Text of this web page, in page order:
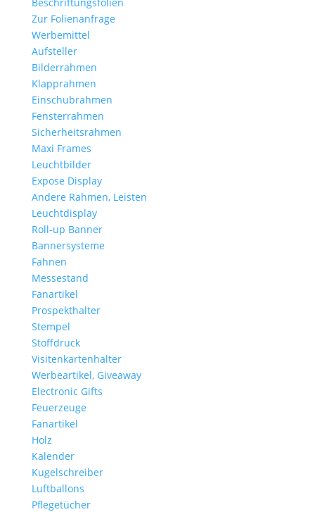
Zur Folienanfrage
Werbemittel
Aufsteller
Bilderrahmen
Klapprahmen
Einschubrahmen
Fensterrahmen
Sicherheitsrahmen
Maxi Frames
Leuchtbilder
Expose Display
Andere Rahmen, Leisten
Leuchtdisplay
Roll-up Banner
Bannersysteme
Fahnen
Messestand
Fanartikel
Prospekthalter
Stempel
Stoffdruck
Visitenkartenhalter
Werbeartikel, Giveaway
Electronic Gifts
Feuerzeuge
Fanartikel
Holz
Kalender
Kugelschreiber
Luftballons
Pflegetücher